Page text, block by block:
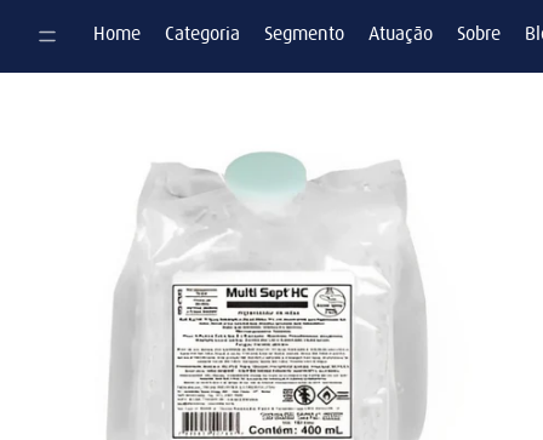
Home Categoria Segmento Atuação Sobre